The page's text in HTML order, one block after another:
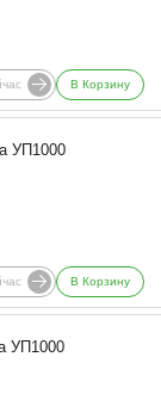
В Корзину
УП1000
В Корзину
УП1000